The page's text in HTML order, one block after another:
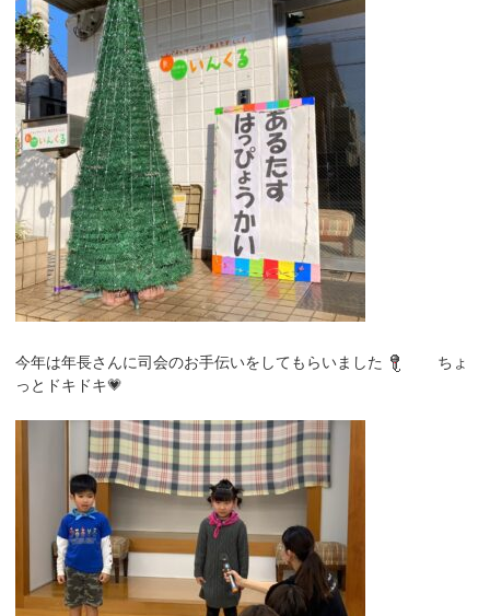
今年は年長さんに司会のお手伝いをしてもらいました
ちょ
っとドキドキ💗